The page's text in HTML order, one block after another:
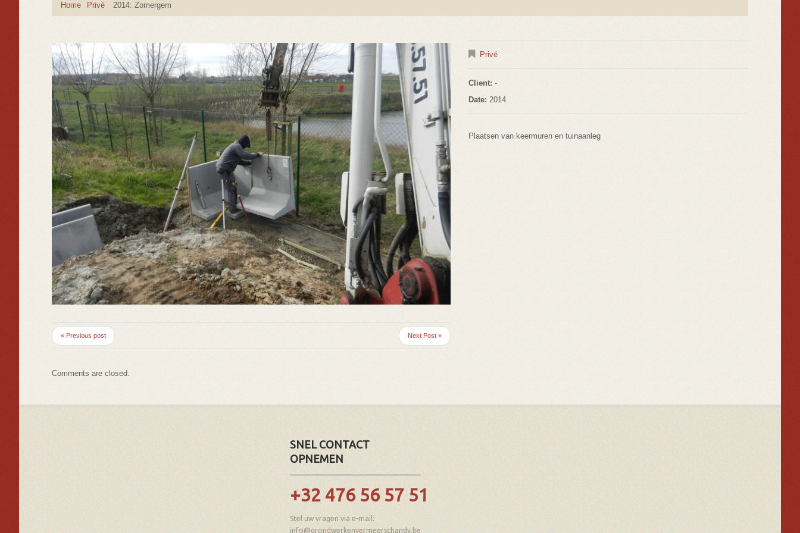
Home Privé 2014: Zomergem
« Previous post Next Post »
Privé
Client: -
Date: 2014
Plaatsen van keermuren en tuinaanleg
Comments are closed.
SNEL CONTACT
OPNEMEN
+32 476 56 57 51
Stel uw vragen via e-mail:
info@grondwerkenvermeerschandy.be